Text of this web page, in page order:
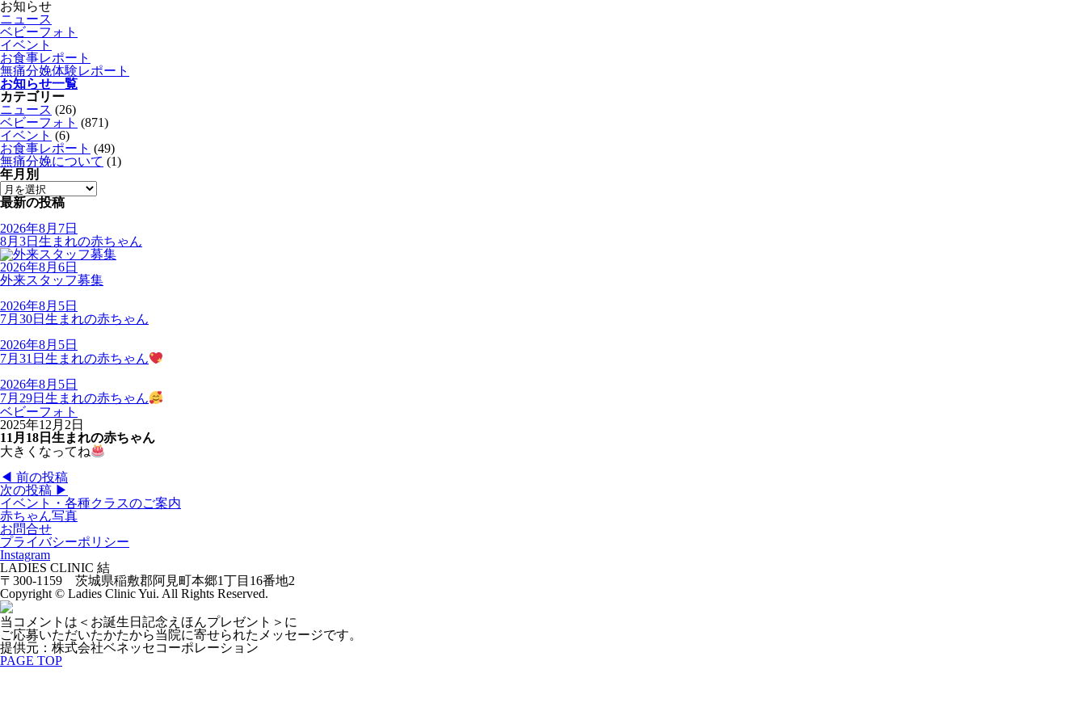
お知らせ
ニュース
ベビーフォト
イベント
お食事レポート
無痛分娩体験レポート
お知らせ一覧
カテゴリー
ニュース (26)
ベビーフォト (871)
イベント (6)
お食事レポート (49)
無痛分娩について (1)
年月別
最新の投稿
2026年8月7日
8月3日生まれの赤ちゃん
2026年8月6日
外来スタッフ募集
2026年8月5日
7月30日生まれの赤ちゃん
2026年8月5日
7月31日生まれの赤ちゃん
2026年8月5日
7月29日生まれの赤ちゃん
ベビーフォト
2025年12月2日
11月18日生まれの赤ちゃん
大きくなってね
◀︎ 前の投稿
次の投稿 ▶︎
イベント・各種クラスのご案内
赤ちゃん写真
お問合せ
プライバシーポリシー
Instagram
LADIES CLINIC 結
〒300-1159 茨城県稲敷郡阿見町本郷1丁目16番地2
Copyright © Ladies Clinic Yui. All Rights Reserved.
当コメントは＜お誕生日記念えほんプレゼント＞に
ご応募いただいたかたから当院に寄せられたメッセージです。
提供元：株式会社ベネッセコーポレーション
PAGE TOP